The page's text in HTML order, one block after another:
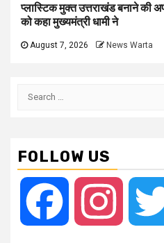
प्लास्टिक मुक्त उत्तराखंड बनाने की
को कहा मुख्यमंत्री धामी ने
August 7, 2026 News Warta
Search
FOLLOW US
Facebook